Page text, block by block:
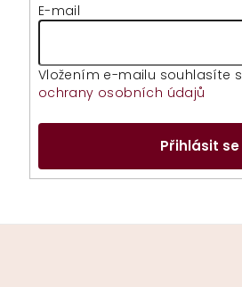
E-mail
Vložením e-mailu souhlasíte s
ochrany osobních údajů
Přihlásit se